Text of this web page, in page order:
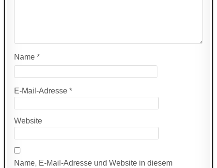
Name*
E-Mail-Adresse*
Website
Name, E-Mail-Adresse und Website in diesem